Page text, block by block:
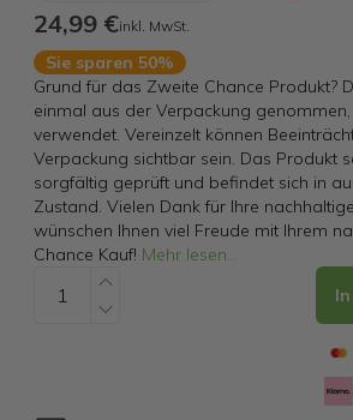
24,99 €inkl. MwSt.
Sie sparen 50%
Grund für das Zweite Chance Produkt?
einmal aus der Verpackung
verwendet. Vereinzelt können
Verpackung sichtbar sein. Das Produkt
sorgfältig geprüft und befindet sich in
Zustand. Vielen Dank für Ihre
wünschen Ihnen viel Freude mit Ihrem
Chance Kauf! Mehr lesen...